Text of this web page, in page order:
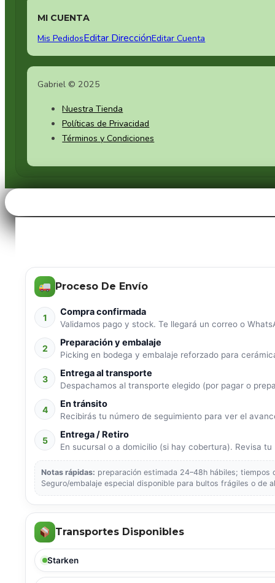
MI CUENTA
Mis PedidosEditar DirecciónEditar Cuenta
Gabriel © 2025
Nuestra Tienda
Políticas de Privacidad
Términos y Condiciones
Proceso De Envío
1 Compra confirmada
Validamos pago y stock. Te llegará un correo o
2 Preparación y embalaje
Picking en bodega y embalaje reforzado para
3 Entrega al transporte
Despachamos al transporte elegido (por pagar o
4 En tránsito
Recibirás tu número de seguimiento para ver el
5 Entrega / Retiro
En sucursal o a domicilio (si hay cobertura). Revisa
Notas rápidas: preparación estimada 24–48h hábiles;
Seguro/embalaje especial disponible para bultos frágiles o de
Transportes Disponibles
Starken